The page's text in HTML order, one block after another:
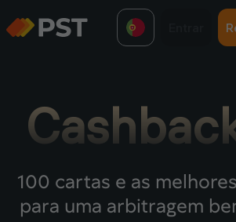
100 cartas e as
para uma arbitragem